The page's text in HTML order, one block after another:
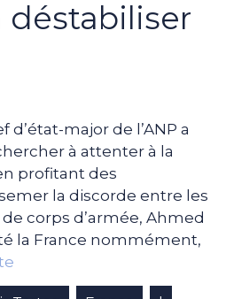
déstabiliser
d’état-major de l’ANP a
à attenter à la
profitant des
la discorde entre les
corps d’armée, Ahmed
la France nommément,